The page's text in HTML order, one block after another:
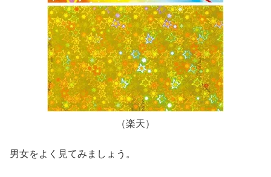
（楽天）
男女をよく見てみましょう。